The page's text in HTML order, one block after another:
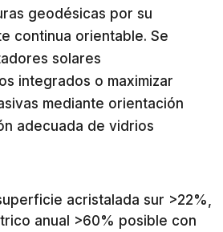
geodésicas por su
continua orientable. Se
solares
integrados o maximizar
mediante orientación
adecuada de vidrios
acristalada sur >22%,
anual >60% posible con